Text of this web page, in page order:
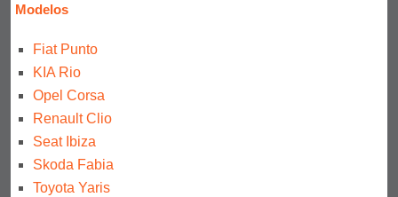
Modelos
Fiat Punto
KIA Rio
Opel Corsa
Renault Clio
Seat Ibiza
Skoda Fabia
Toyota Yaris